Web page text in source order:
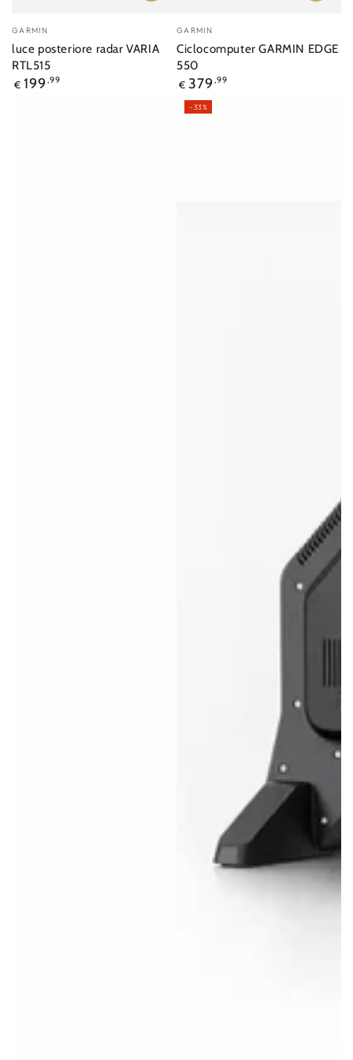
Venditore:
GARMIN
luce posteriore radar VARIA
RTL515
Prezzo
€ 199 ,99
Venditore:
GARMIN
Ciclocomputer GARMIN EDGE
550
Prezzo
€ 379 ,99
–33%